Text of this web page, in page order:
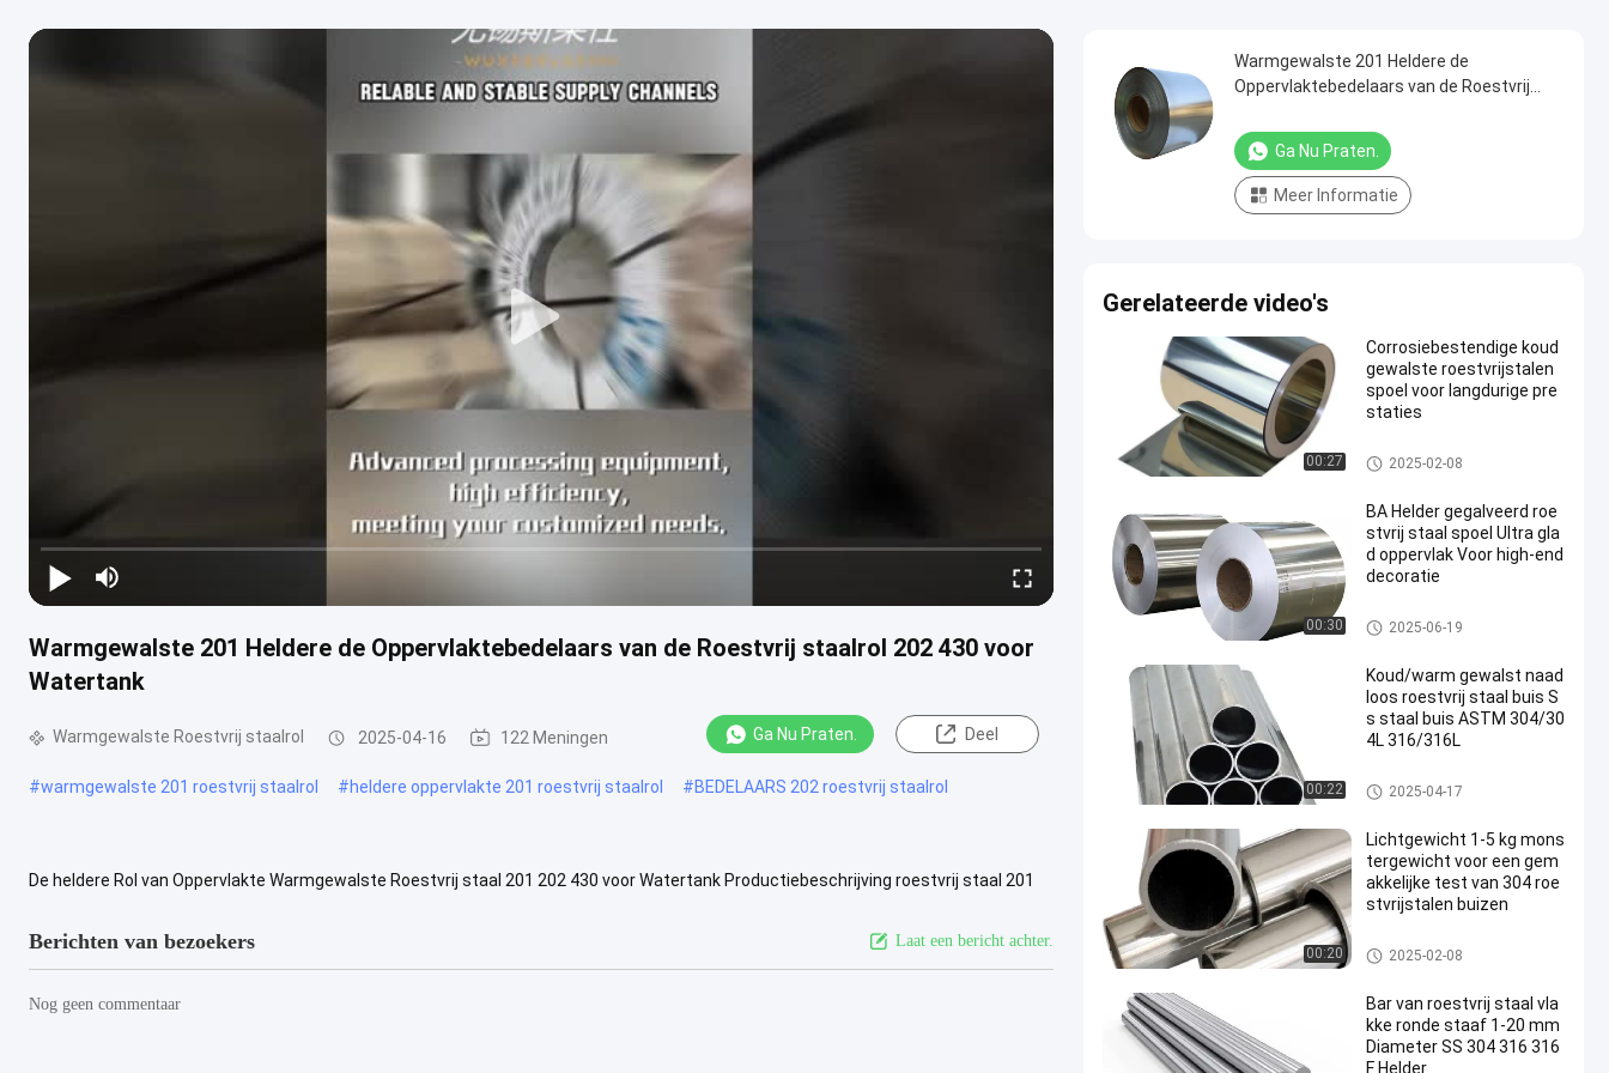
Warmgewalste 201 Heldere de Oppervlaktebedelaars van de Roestvrij staalrol 202 430 voor
Watertank
Warmgewalste Roestvrij staalrol 2025-04-16 122 Meningen Ga Nu Praten. Deel
#warmgewalste 201 roestvrij staalrol #heldere oppervlakte 201 roestvrij staalrol #BEDELAARS 202 roestvrij staalrol
De heldere Rol van Oppervlakte Warmgewalste Roestvrij staal 201 202 430 voor Watertank Productiebeschrijving roestvrij staal 201
Berichten van bezoekers Laat een bericht achter.
Nog geen commentaar
Warmgewalste 201 Heldere de
Oppervlaktebedelaars van de Roestvrij
Ga Nu Praten.
Meer Informatie
Gerelateerde video's
00:27
Corrosiebestendige koud
gewalste roestvrijstalen
spoel voor langdurige pre
staties
Koudgewalste Roestvrij staalr
ol
2025-02-08
00:30
BA Helder gegalveerd roe
stvrij staal spoel Ultra gla
d oppervlak Voor high-end
decoratie
Koudgewalste Roestvrij staalr
ol
2025-06-19
00:22
Koud/warm gewalst naad
loos roestvrij staal buis S
s staal buis ASTM 304/30
4L 316/316L
decoratieve ruiten van roestvrij
staal
2025-04-17
00:20
Lichtgewicht 1-5 kg mons
tergewicht voor een gem
akkelijke test van 304 roe
stvrijstalen buizen
304 roestvrij staalpijp
2025-02-08
Bar van roestvrij staal vla
kke ronde staaf 1-20 mm
Diameter SS 304 316 316
F Helder